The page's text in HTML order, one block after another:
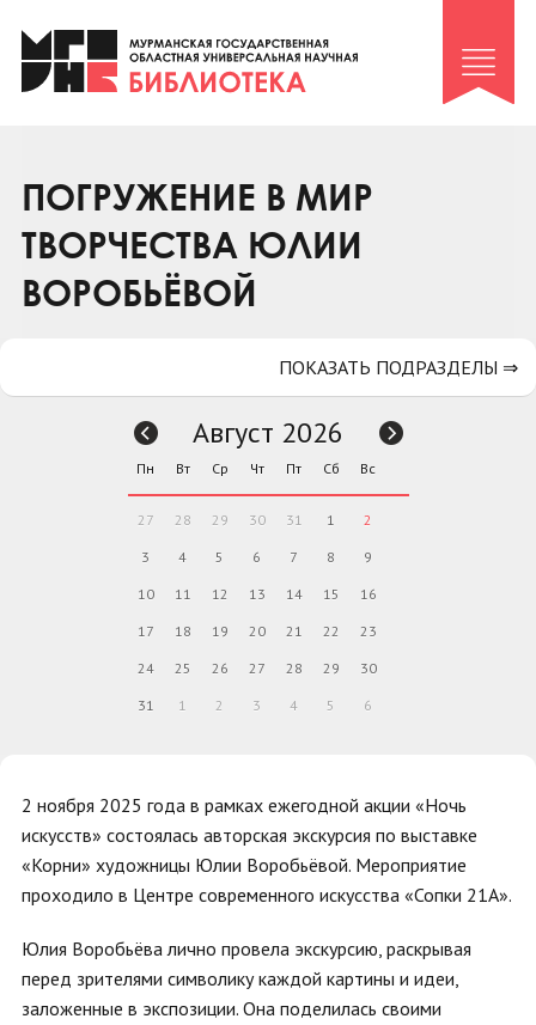
Клуб «Гиря и сельдерей»
Клуб «Семейный архив»
Коллегам
Контакты
ПОГРУЖЕНИЕ В МИР
ТВОРЧЕСТВА ЮЛИИ
ВОРОБЬЁВОЙ
2 ноября 2025 года в рамках ежегодной акции «Ночь
искусств» состоялась авторская экскурсия по выставке
«Корни» художницы Юлии Воробьёвой. Мероприятие
проходило в Центре современного искусства «Сопки 21А».
Юлия Воробьёва лично провела экскурсию, раскрывая
перед зрителями символику каждой картины и идеи,
заложенные в экспозиции. Она поделилась своими
ПОКАЗАТЬ ПОДРАЗДЕЛЫ ⇒
Август 2026
Пн Вт Ср Чт Пт Сб Вс
27 28 29 30 31 1 2
3 4 5 6 7 8 9
10 11 12 13 14 15 16
17 18 19 20 21 22 23
24 25 26 27 28 29 30
31 1 2 3 4 5 6